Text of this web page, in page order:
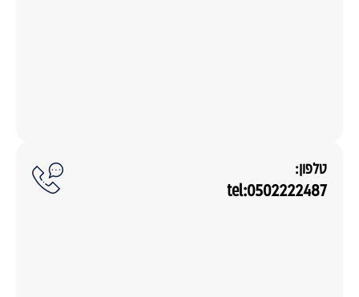
טלפון:
tel:0502222487